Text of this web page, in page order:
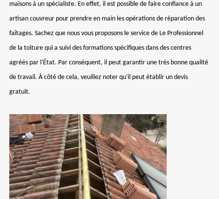
maisons à un spécialiste. En effet, il est possible de faire confiance à un
artisan couvreur pour prendre en main les opérations de réparation des
faîtages. Sachez que nous vous proposons le service de Le Professionnel
de la toiture qui a suivi des formations spécifiques dans des centres
agréés par l'État. Par conséquent, il peut garantir une très bonne qualité
de travail. À côté de cela, veuillez noter qu'il peut établir un devis
gratuit.